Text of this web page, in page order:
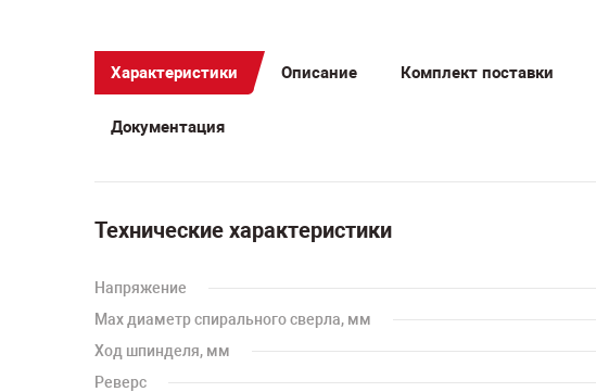
Характеристики Описание Комплект поставки
Документация
Технические характеристики
Напряжение
Max диаметр спирального сверла, мм
Ход шпинделя, мм
Реверс